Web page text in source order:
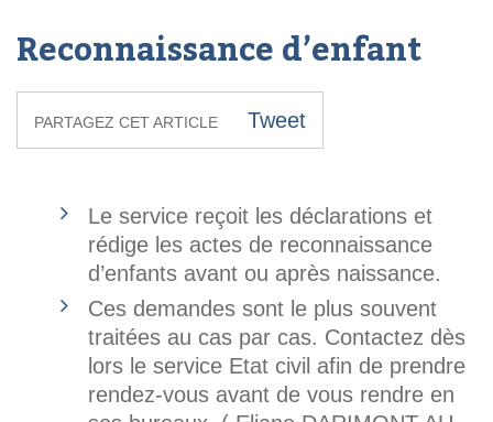
Reconnaissance d’enfant
PARTAGEZ CET ARTICLE Tweet
Le service reçoit les déclarations et
rédige les actes de reconnaissance
d’enfants avant ou après naissance.
Ces demandes sont le plus souvent
traitées au cas par cas. Contactez dès
lors le service Etat civil afin de prendre
rendez-vous avant de vous rendre en